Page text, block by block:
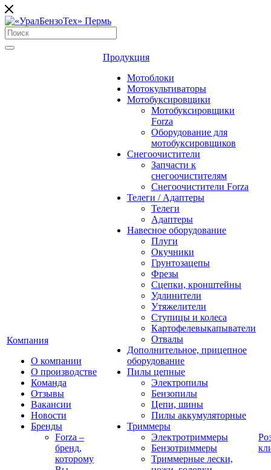
Компания
О компании
О производстве
Команда
Отзывы
Вакансии
Новости
Бренды
Forza –
бренд,
которому
Продукция
Мотоблоки
Мотокультиваторы
Мотобуксировщики
Мотобуксировщики
Forza
Оборудование для
мотобуксировщиков
Снегоочистители
Запчасти к
снегоочистителям
Снегоочистители Forza
Телеги / Адаптеры
Телеги
Адаптеры
Навесное оборудование
Плуги
Окучники
Грунтозацепы
Фрезы
Сцепки, кронштейны
Удлинители
Утяжелители
Ступицы и колеса
Картофелевыкапыватели
Отвалы
Дополнительное, прицепное
оборудование
Пилы цепные
Электропилы
Бензопилы
Цепи, шины
Пилы аккумуляторные
Триммеры
Электротриммеры
Бензотриммеры
Триммерные лески,